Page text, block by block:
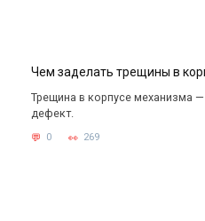
Чем заделать трещины в
Трещина в корпусе механизма
дефект.
0 269